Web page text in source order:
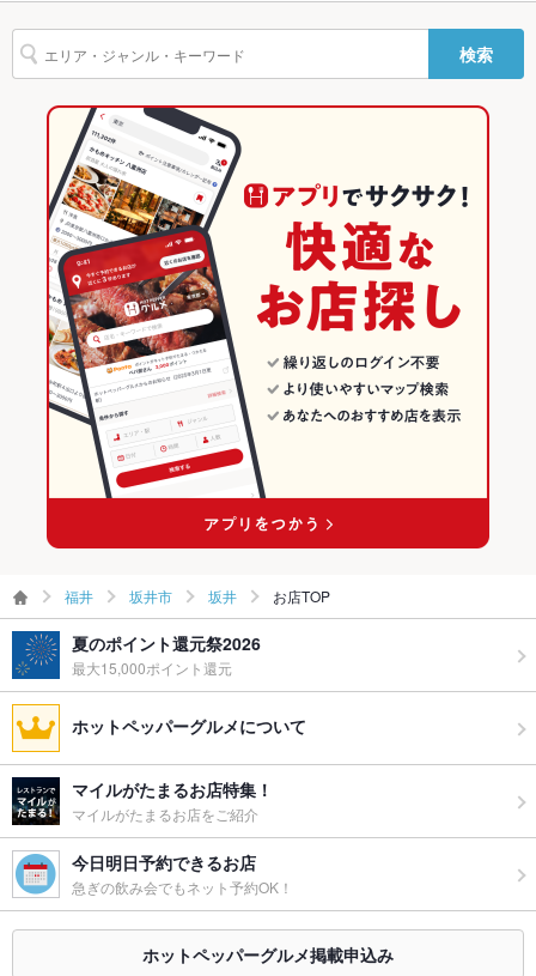
貸切
設備
なし
バリアフリ
なし
駐車場 あり
その他設備 －
その他
飲み放題 なし
なし
お子様連れ歓迎
グパーティ
お祝い・サ
プライズ対
応
可
ペット同伴
備考
コーナーでも海鮮丼等は召し上がれます。
坂井市 × 和食全般
三国港駅 × 和食
三国港駅 × 和食全般
坂井 × 和食全般
福井
福井 × 和食
福井 × 和食全般
福井のグルメランキング
福井の和食ランキング
坂井市のグルメランキング
坂井のグルメランキング
検索
福井 坂井市 坂井 お店TOP
夏のポイント還元祭2026
最大15,000ポイント還元
ホットペッパーグルメについて
マイルがたまるお店特集！
マイルがたまるお店をご紹介
今日明日予約できるお店
急ぎの飲み会でもネット予約OK！
ホットペッパーグルメ掲載申込み